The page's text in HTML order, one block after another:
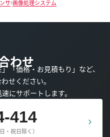
サ 画像処理システム
わせ
「価格・お見積もり」など、
せください。
にサポートします。
414
・祝日除く）